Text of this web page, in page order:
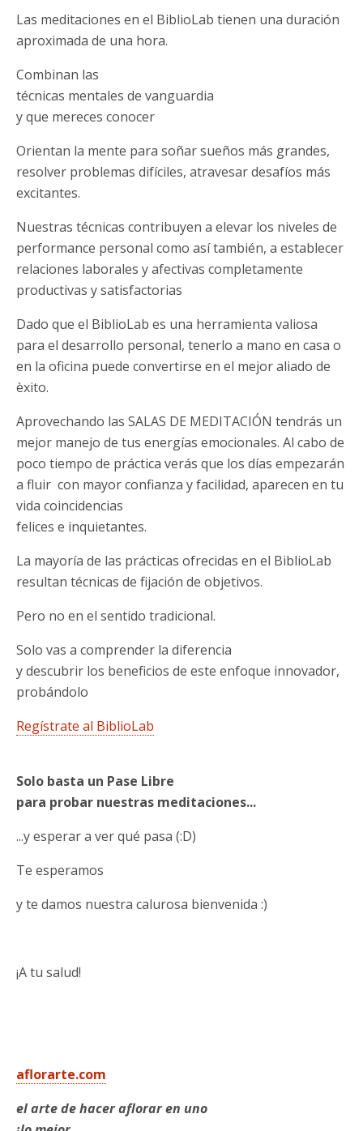
Las meditaciones en el BiblioLab tienen una duración
aproximada de una hora.
Combinan las
técnicas mentales de vanguardia
y que mereces conocer
Orientan la mente para soñar sueños más grandes,
resolver problemas difíciles, atravesar desafíos más
excitantes.
Nuestras técnicas contribuyen a elevar los niveles de
performance personal como así también, a establecer
relaciones laborales y afectivas completamente
productivas y satisfactorias
Dado que el BiblioLab es una herramienta valiosa
para el desarrollo personal, tenerlo a mano en casa o
en la oficina puede convertirse en el mejor aliado de
èxito.
Aprovechando las SALAS DE MEDITACIÓN tendrás un
mejor manejo de tus energías emocionales. Al cabo de
poco tiempo de práctica verás que los días empezarán
a fluir con mayor confianza y facilidad, aparecen en tu
vida coincidencias
felices e inquietantes.
La mayoría de las prácticas ofrecidas en el BiblioLab
resultan técnicas de fijación de objetivos.
Pero no en el sentido tradicional.
Solo vas a comprender la diferencia
y descubrir los beneficios de este enfoque innovador,
probándolo
Regístrate al BiblioLab
Solo basta un Pase Libre
para probar nuestras meditaciones...
...y esperar a ver qué pasa (:D)
Te esperamos
y te damos nuestra calurosa bienvenida :)
¡A tu salud!
aflorarte.com
el arte de hacer aflorar en uno